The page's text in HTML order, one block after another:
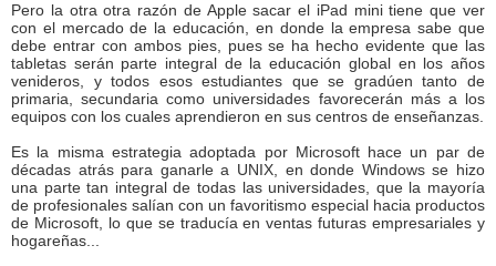
Pero la otra otra razón de Apple sacar el iPad mini tiene que ver
con el mercado de la educación, en donde la empresa sabe que
debe entrar con ambos pies, pues se ha hecho evidente que las
tabletas serán parte integral de la educación global en los años
venideros, y todos esos estudiantes que se gradúen tanto de
primaria, secundaria como universidades favorecerán más a los
equipos con los cuales aprendieron en sus centros de enseñanzas.
Es la misma estrategia adoptada por Microsoft hace un par de
décadas atrás para ganarle a UNIX, en donde Windows se hizo
una parte tan integral de todas las universidades, que la mayoría
de profesionales salían con un favoritismo especial hacia productos
de Microsoft, lo que se traducía en ventas futuras empresariales y
hogareñas...